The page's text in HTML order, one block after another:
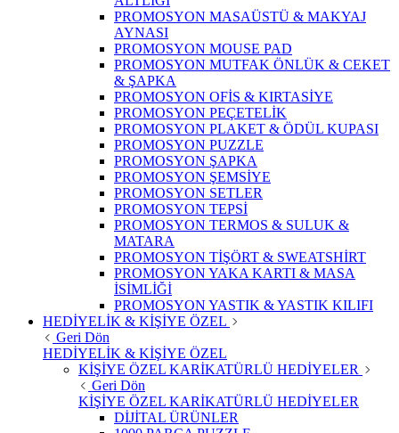
PROMOSYON MASAÜSTÜ & MAKYAJ
AYNASI
PROMOSYON MOUSE PAD
PROMOSYON MUTFAK ÖNLÜK & CEKET
& ŞAPKA
PROMOSYON OFİS & KIRTASİYE
PROMOSYON PEÇETELİK
PROMOSYON PLAKET & ÖDÜL KUPASI
PROMOSYON PUZZLE
PROMOSYON ŞAPKA
PROMOSYON ŞEMSİYE
PROMOSYON SETLER
PROMOSYON TEPSİ
PROMOSYON TERMOS & SULUK &
MATARA
PROMOSYON TİŞÖRT & SWEATSHİRT
PROMOSYON YAKA KARTI & MASA
İSİMLİĞİ
PROMOSYON YASTIK & YASTIK KILIFI
HEDİYELİK & KİŞİYE ÖZEL
Geri Dön
HEDİYELİK & KİŞİYE ÖZEL
KİŞİYE ÖZEL KARİKATÜRLÜ HEDİYELER
Geri Dön
KİŞİYE ÖZEL KARİKATÜRLÜ HEDİYELER
DİJİTAL ÜRÜNLER